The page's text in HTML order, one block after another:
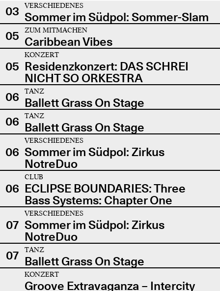
03
VERSCHIEDENES
Sommer im Südpol: Sommer-Slam
05
ZUM MITMACHEN
Caribbean Vibes
05
KONZERT
Residenzkonzert: DAS SCHREI
NICHT SO ORKESTRA
06
TANZ
Ballett Grass On Stage
06
TANZ
Ballett Grass On Stage
06
VERSCHIEDENES
Sommer im Südpol: Zirkus
NotreDuo
06
CLUB
ECLIPSE BOUNDARIES: Three
Bass Systems: Chapter One
07
VERSCHIEDENES
Sommer im Südpol: Zirkus
NotreDuo
07
TANZ
Ballett Grass On Stage
KONZERT
Groove Extravaganza – Intercity